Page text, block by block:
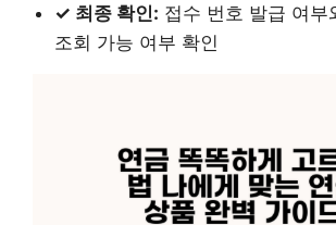
✓ 최종 확인: 접수 번호 발급 여부
조회 가능 여부 확인